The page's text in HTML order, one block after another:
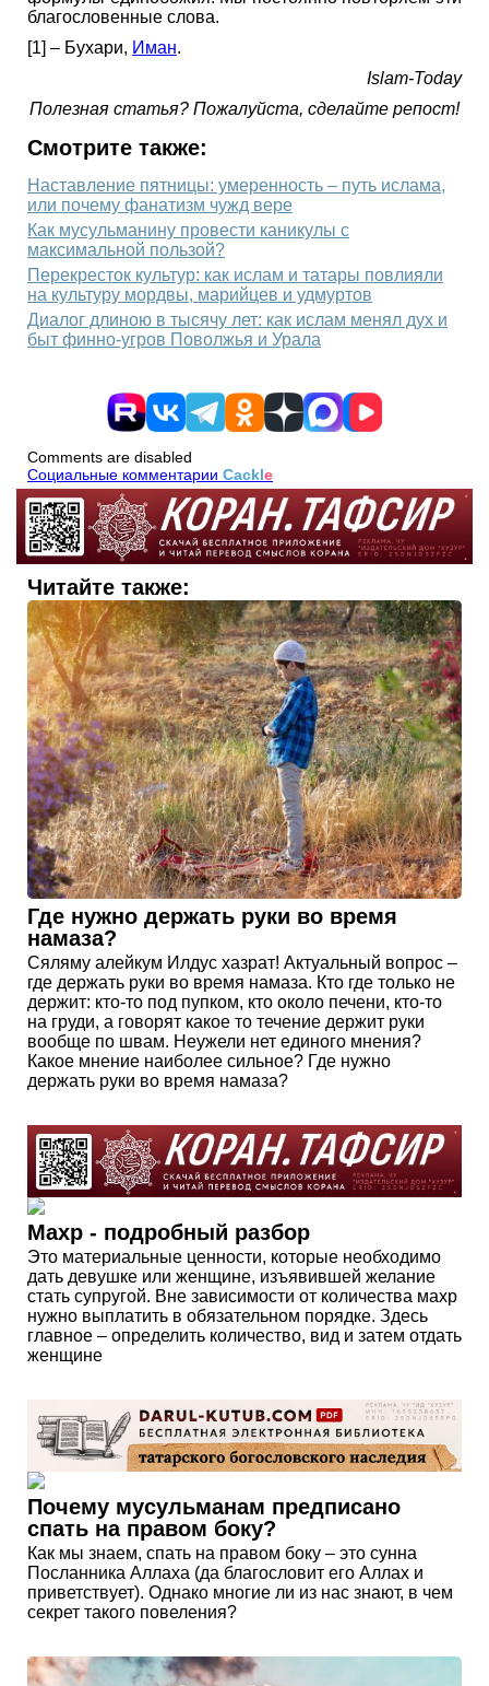
благословенные слова.
[1] – Бухари, Иман.
Islam-Today
Полезная статья? Пожалуйста, сделайте репост!
Смотрите также:
Наставление пятницы: умеренность – путь ислама,
или почему фанатизм чужд вере
Как мусульманину провести каникулы с
максимальной пользой?
Перекресток культур: как ислам и татары повлияли
на культуру мордвы, марийцев и удмуртов
Диалог длиною в тысячу лет: как ислам менял дух и
быт финно-угров Поволжья и Урала
Comments are disabled
Социальные комментарии Cackle
Читайте также:
Где нужно держать руки во время
намаза?
Сяляму алейкум Илдус хазрат! Актуальный вопрос –
где держать руки во время намаза. Кто где только не
держит: кто-то под пупком, кто около печени, кто-то
на груди, а говорят какое то течение держит руки
вообще по швам. Неужели нет единого мнения?
Какое мнение наиболее сильное? Где нужно
держать руки во время намаза?
Махр - подробный разбор
Это материальные ценности, которые необходимо
дать девушке или женщине, изъявившей желание
стать супругой. Вне зависимости от количества махр
нужно выплатить в обязательном порядке. Здесь
главное – определить количество, вид и затем отдать
женщине
Почему мусульманам предписано
спать на правом боку?
Как мы знаем, спать на правом боку – это сунна
Посланника Аллаха (да благословит его Аллах и
приветствует). Однако многие ли из нас знают, в чем
секрет такого повеления?